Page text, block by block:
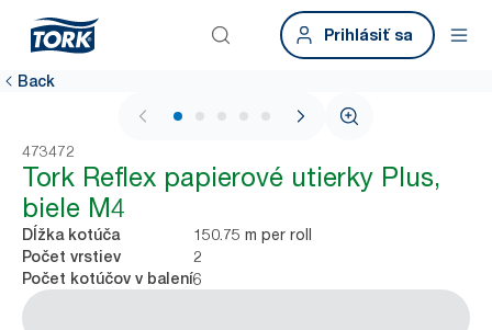
Prihlásiť sa
Back
1 / 6
473472
Tork Reflex papierové utierky Plus,
biele M4
Dĺžka kotúča 150.75 m per roll
Počet vrstiev 2
Počet kotúčov v balení6